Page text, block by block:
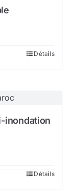
Détails
inondation
Détails